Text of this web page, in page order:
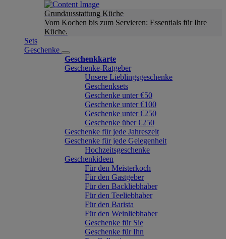
Grundausstattung Küche
Vom Kochen bis zum Servieren: Essentials für Ihre
Küche.
Sets
Geschenke
Geschenkkarte
Geschenke-Ratgeber
Unsere Lieblingsgeschenke
Geschenksets
Geschenke unter €50
Geschenke unter €100
Geschenke unter €250
Geschenke über €250
Geschenke für jede Jahreszeit
Geschenke für jede Gelegenheit
Hochzeitsgeschenke
Geschenkideen
Für den Meisterkoch
Für den Gastgeber
Für den Backliebhaber
Für den Teeliebhaber
Für den Barista
Für den Weinliebhaber
Geschenke für Sie
Geschenke für Ihn